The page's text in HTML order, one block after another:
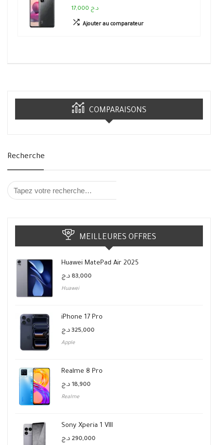
17,000 د.ج
Ajouter au comparateur
COMPARAISONS
Recherche
MEILLEURES OFFRES
Huawei MatePad Air 2025
83,000 د.ج
Huawei
iPhone 17 Pro
325,000 د.ج
Apple
Realme 8 Pro
18,900 د.ج
Realme
Sony Xperia 1 VIII
290,000 د.ج